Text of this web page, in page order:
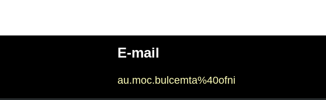
E-mail
au.moc.bulcemta%40ofni